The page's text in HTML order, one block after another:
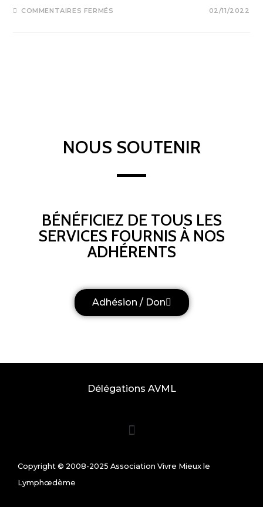
COMMENTAIRES FERMÉS 02/11/2022
NOUS SOUTENIR
BÉNÉFICIEZ DE TOUS LES
SERVICES FOURNIS À NOS
ADHÉRENTS
Adhésion / Don
Copyright © 2008-2025 Association Vivre Mieux le
Lymphœdème
Délégations AVML